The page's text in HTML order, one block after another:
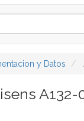
y Datos